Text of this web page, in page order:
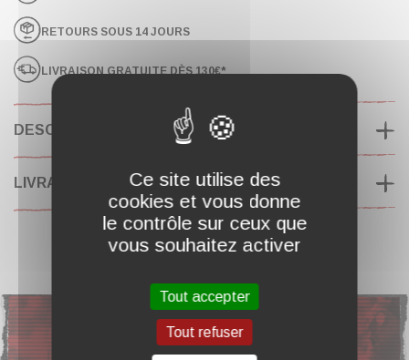
LIVRAISON GRATUITE DÈS 130€*
RETOURS SOUS 14 JOURS
DESCRIPTION
LIVRAISON & RETOURS
DES QUESTIONS ?
Ce site utilise des
cookies et vous donne
le contrôle sur ceux que
vous souhaitez activer
Tout accepter
Tout refuser